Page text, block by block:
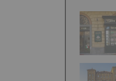
in
Agosto
settembre
(Agriturist
turismo